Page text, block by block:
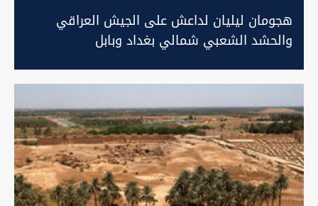
هجومان ليليان لداعش على الجيش العراقي
والحشد الشعبي شمالي بغداد وبابل